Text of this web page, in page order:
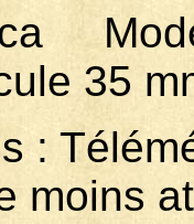
35
:
moins